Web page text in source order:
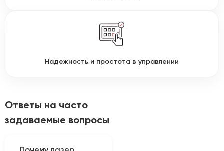
Надежность и простота в управлении
Ответы на часто
задаваемые вопросы